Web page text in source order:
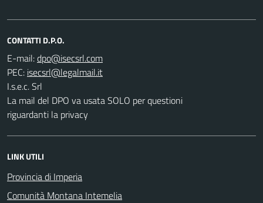
CONTATTI D.P.O.
E-mail:
PEC:
I.s.e.c. Srl
La mail del DPO va usata SOLO per questioni
riguardanti la privacy
LINK UTILI
Provincia di Imperia
Comunità Montana Intemelia